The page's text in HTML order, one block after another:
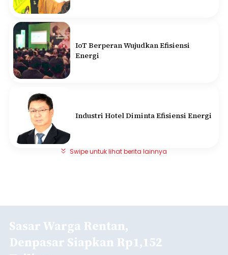
IoT Berperan Wujudkan Efisiensi
Energi
Industri Hotel Diminta Efisiensi Energi
Swipe untuk lihat berita lainnya
Sasar Warga Rentan,
Denpasar Siapkan Rp1,152